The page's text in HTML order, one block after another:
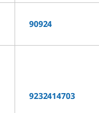
90924
9232414703